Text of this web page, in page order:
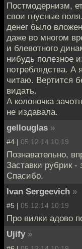
Постмодернизм,
свои гнусные
денег было
даже во многом
и блевотного
нибудь полезное
потреблядства. А
читаю. Вертится
видать.
А колоночка
не издавала.
gellouglas »
#4 | 05.12.14 10:19
Познавательно,
Заставки рубрик -
Спасибо.
Ivan Sergeevich »
#5 | 05.12.14 10:19
Про вилки адово
Ujify »